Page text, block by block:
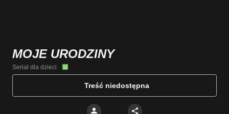
MOJE URODZINY
Serial dla dzieci
Treść niedostępna